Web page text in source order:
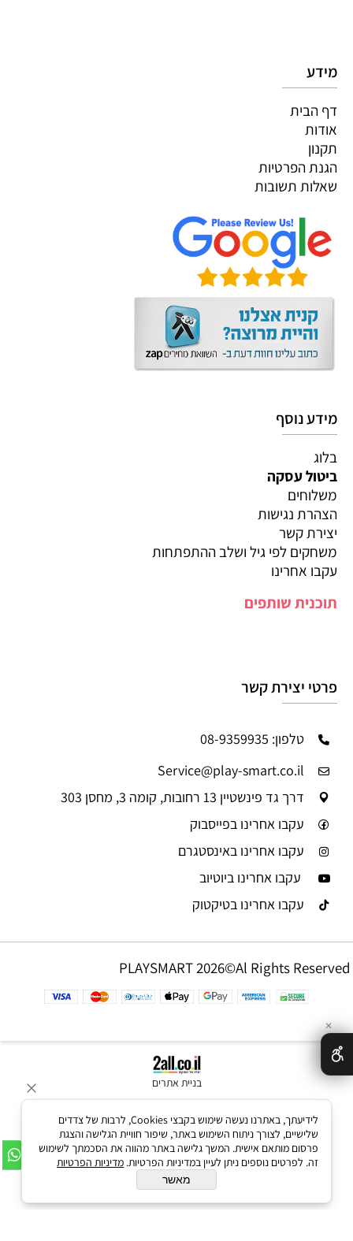
מידע
דף הבית
אודות
תקנון
הגנת הפרטיות
שאלות תשובות
מידע נוסף
בלוג
ביטול עסקה
משלוחים
הצהרת נגישות
יצירת קשר
משחקים לפי גיל ושלב ההתפתחות
עקבו אחרינו
תוכנית שותפים
פרטי יצירת קשר
טלפון: 08-9359935
Service@play-smart.co.il
דרך גד פינשטיין 13 רחובות, קומה 3, מחסן 303
עקבו אחרינו בפייסבוק
עקבו אחרינו באינסטגרם
עקבו אחרינו ביוטיוב
עקבו אחרינו בטיקטוק
PLAYSMART 2026©Al Rights Reserved
בניית אתרים
✕
לידיעתך, באתרנו נעשה שימוש בקבצי Cookies, לרבות של צדדים
שלישיים, לצורך ניתוח השימוש באתר, שיפור חוויית הגלישה והצגת
פרסום מותאם אישית. המשך גלישה באתר מהווה את הסכמתך לשימוש
זה. לפרטים נוספים ניתן לעיין במדיניות הפרטיות. מדיניות הפרטיות
מאשר